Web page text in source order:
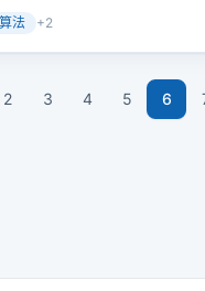
法 +2
2 3 4 5 6